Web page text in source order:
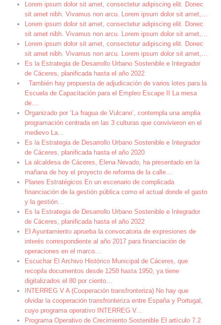
Lorem ipsum dolor sit amet, consectetur adipiscing elit. Donec
sit amet nibh. Vivamus non arcu. Lorem ipsum dolor sit amet,…
Lorem ipsum dolor sit amet, consectetur adipiscing elit. Donec
sit amet nibh. Vivamus non arcu. Lorem ipsum dolor sit amet,…
Lorem ipsum dolor sit amet, consectetur adipiscing elit. Donec
sit amet nibh. Vivamus non arcu. Lorem ipsum dolor sit amet,…
Es la Estrategia de Desarrollo Urbano Sostenible e Integrador
de Cáceres, planificada hasta el año 2022
También hay propuesta de adjudicación de varios lotes para la
Escuela de Capacitación para el Empleo Escape II La mesa
de…
Organizado por ‘La fragua de Vulcano’, contempla una amplia
programación centrada en las 3 culturas que convivieron en el
medievo La…
Es la Estrategia de Desarrollo Urbano Sostenible e Integrador
de Cáceres, planificada hasta el año 2020
La alcaldesa de Cáceres, Elena Nevado, ha presentado en la
mañana de hoy el proyecto de reforma de la calle…
Planes Estratégicos En un escenario de complicada
financiación de la gestión pública como el actual donde el gasto
y la gestión…
Es la Estrategia de Desarrollo Urbano Sostenible e Integrador
de Cáceres, planificada hasta el año 2022
El Ayuntamiento aprueba la convocatoria de expresiones de
interés correspondiente al año 2017 para financiación de
operaciones en el marco…
Escuchar El Archivo Histórico Municipal de Cáceres, que
recopila documentos desde 1258 hasta 1950, ya tiene
digitalizados el 80 por ciento…
INTERREG V A (Cooperación transfronteriza) No hay que
olvidar la cooperación transfronteriza entre España y Portugal,
cuyo programa operativo INTERREG V…
Programa Operativo de Crecimiento Sostenible El artículo 7.2